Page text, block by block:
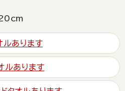
ルあります
ルあります